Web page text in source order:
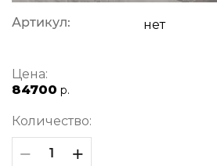
Артикул: нет
Цена:
84700 р.
Количество:
− +